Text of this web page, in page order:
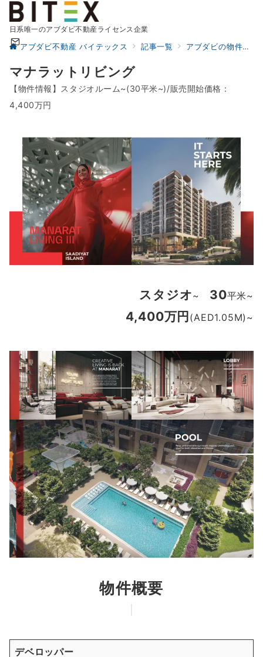
日系唯一のアブダビ不動産ライセンス企業
アブダビ不動産 バイテックス 記事一覧 アブダビの物件情報
マナラットリビング
【物件情報】スタジオルーム~(30平米~)/販売開始価格：
4,400万円
スタジオ~ 30平米~
4,400万円 (AED1.05M)~
物件概要
デベロッパー